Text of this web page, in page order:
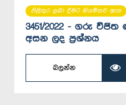
පිළිතුර ලබා දීමට නියමිතව ඇත
3451/2022 - ගරු
අසන ලද ප්‍රශ්නය
බලන්න